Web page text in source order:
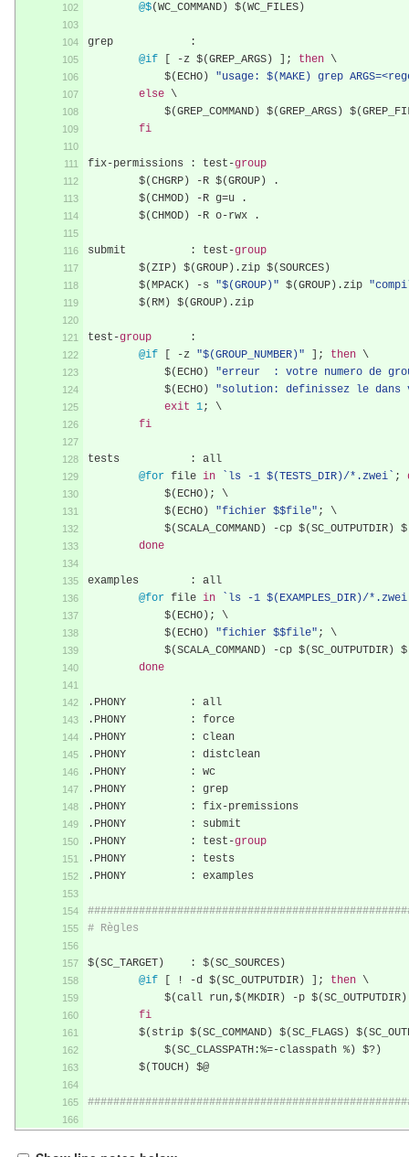
@$(WC_COMMAND) $(WC_FILES)
grep
:
@if
-z $(GREP_ARGS) ]; then \
	    $
( ECHO)
"usage: $(MAKE) grep
else \
	    $
(GREP_COMMAND) $(GREP_ARGS) $(
fi
fix- : test -group
	$
(CHGRP) -R $(GROUP)
.
	$
(CHMOD) -R g=u
.
	$
(CHMOD) -R o-rwx .
: test -group
	$
(ZIP) $(GROUP).zip $(SOURCES)
	$
(MPACK) -s "$(GROUP)" $(GROUP).zip
	$
( RM) $(GROUP).zip
test -group
:
@if
-z "$(GROUP_NUMBER)" ]; then \
	    $
( ECHO)
"erreur  : votre numero de
	    $
( ECHO)
"solution: definissez le
exit 1;
\
fi
:
all
@for file in `ls -1 $(TESTS_DIR)/*.zwei` ;
	    $
( ECHO);
\
	    $
( ECHO) "fichier $$file" ;
\
	    $
(SCALA_COMMAND) -cp $(SC_OUTPUTDIR) $
done
:
all
@for file in
`ls -1 $(EXAMPLES_DIR)/
	    $
( ECHO);
\
	    $
( ECHO) "fichier $$file" ;
\
	    $
(SCALA_COMMAND) -cp $(SC_OUTPUTDIR) $
done
. PHONY :
all
.
PHONY :
force
.
PHONY :
clean
.
PHONY :
distclean
.
PHONY :
wc
.
PHONY :
grep
.
PHONY : fix-premissions
.
PHONY :
submit
.
PHONY : test -group
.
PHONY :
tests
.
PHONY : examples
# Règles
$(SC_TARGET) : $(SC_SOURCES)
@if
! -d $(SC_OUTPUTDIR) ]; then \
	    $
(call run, $(MKDIR) -p $(SC_OUTPUTDIR
fi
	$
( strip $(SC_COMMAND) $(SC_FLAGS) $(
	    $
(SC_CLASSPATH:%=-classpath %) $?)
	$
(TOUCH) $@